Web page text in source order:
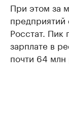
При этом за
предприятий
Росстат. Пик
зарплате в
почти 64 млн